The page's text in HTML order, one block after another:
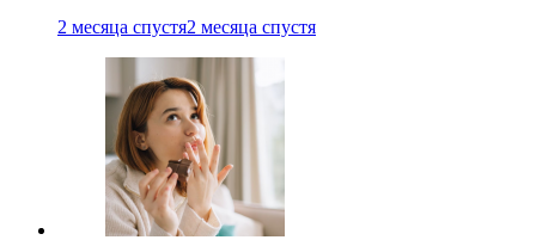
2 месяца спустя2 месяца спустя